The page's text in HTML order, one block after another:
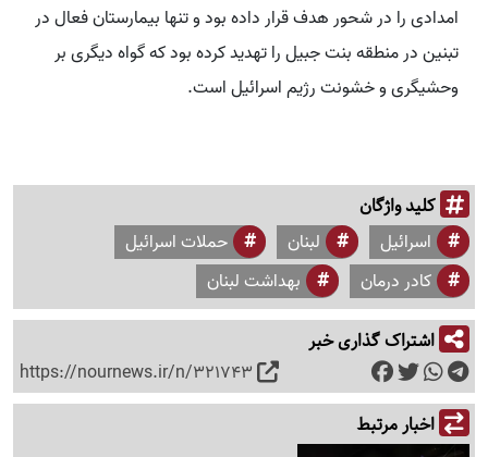
امدادی را در شحور هدف قرار داده بود و تنها بیمارستان فعال در
تبنین در منطقه بنت جبیل را تهدید کرده بود که گواه دیگری بر
وحشیگری و خشونت رژیم اسرائیل است.
کلید واژگان
اسرائیل لبنان
حملات اسرائیل
کادر درمان
بهداشت لبنان
اشتراک گذاری خبر
https://nournews.ir/n/321743
اخبار مرتبط